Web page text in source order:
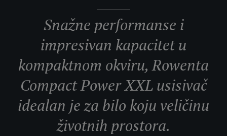
Snažne performanse i
impresivan kapacitet u
kompaktnom okviru, Rowenta
Compact Power XXL usisivač
idealan je za bilo koju veličinu
životnih prostora.